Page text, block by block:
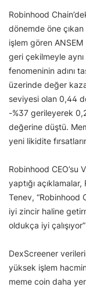
Robinhood
dönemde öne
işlem gören
geri çekilmeyle
fenomeninin adını
üzerinde değer
seviyesi olan 0,44
-%37 gerileyerek
değerine düştü.
yeni likidite
Robinhood CEO’su
yaptığı
Tenev, “Robinhood
iyi zincir haline
oldukça iyi
DexScreener
yüksek işlem
meme coin daha yer